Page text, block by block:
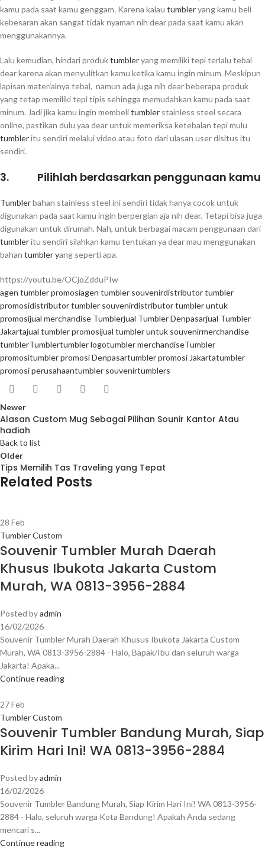
kamu pada saat kamu genggam. Karena kalau tumbleryang kamu beli
kebesaran akan sangat tidak nyaman nih dear pada saat kamu akan
menggunakannya.
Lalu kemudian, hindari produktumbleryang memiliki tepi terlalu tebal
dear karena akan menyulitkan kamu ketika kamu ingin minum. Meskipun
lapisan materialnya tebal, namun ada juga nih dear beberapa produk
yang tetap memiliki tepi tipis sehingga memudahkan kamu pada saat
minum. Jadi jika kamu ingin membelitumbler stainless steel secara
online, pastikan dulu yaa dear untuk memeriksa ketebalan tepi mulu
tumbleritu sendiri melalui video atau foto dari ulasan user disitus itu
sendiri.
3. Pilihlah berdasarkan penggunaan kamu
Tumblerbahan stainless steel ini sendiri tidak hanya cocok untuk
digunakan pada saat kamu ingin berpergian aja nih dear. Tetapi bisa juga
digunakan untuk dirumah. Nah, untuk berbagai macam penggunaan dari
tumbleritu sendiri silahkan kamu tentukan ya dear mau menggunakan
bahan tumbler yang seperti apa.
https://youtu.be/OCjoZdduPIw
agen tumbler promosiagen tumbler souvenirdistributor tumbler
promosidistributor tumbler souvenirdistributor tumbler untuk
promosijual merchandise Tumblerjual Tumbler Denpasarjual Tumbler
Jakartajual tumbler promosijual tumbler untuk souvenirmerchandise
tumblerTumblertumbler logotumbler merchandiseTumbler
promositumbler promosi Denpasartumbler promosi Jakartatumbler
promosi perusahaantumbler souvenirtumblers
Newer
Alasan Custom Mug Sebagai Pilihan Sounir Kantor Atau
hadiah
Back to list
Older
Tips Memilih Tas Traveling yang Tepat
Related Posts
28 Feb
Tumbler Custom
Souvenir Tumbler Murah Daerah
Khusus Ibukota Jakarta Custom
Murah, WA 0813-3956-2884
Posted byadmin
16/02/2026
Souvenir Tumbler Murah Daerah Khusus Ibukota Jakarta Custom
Murah, WA 0813-3956-2884 - Halo, Bapak/Ibu dan seluruh warga
Jakarta! Apaka...
Continue reading
27Feb
Tumbler Custom
Souvenir Tumbler Bandung Murah, Siap
Kirim Hari Ini! WA 0813-3956-2884
Posted byadmin
16/02/2026
Souvenir Tumbler Bandung Murah, Siap Kirim Hari Ini! WA 0813-3956-
2884 - Halo, seluruh warga Kota Bandung! Apakah Anda sedang
mencari s...
Continue reading